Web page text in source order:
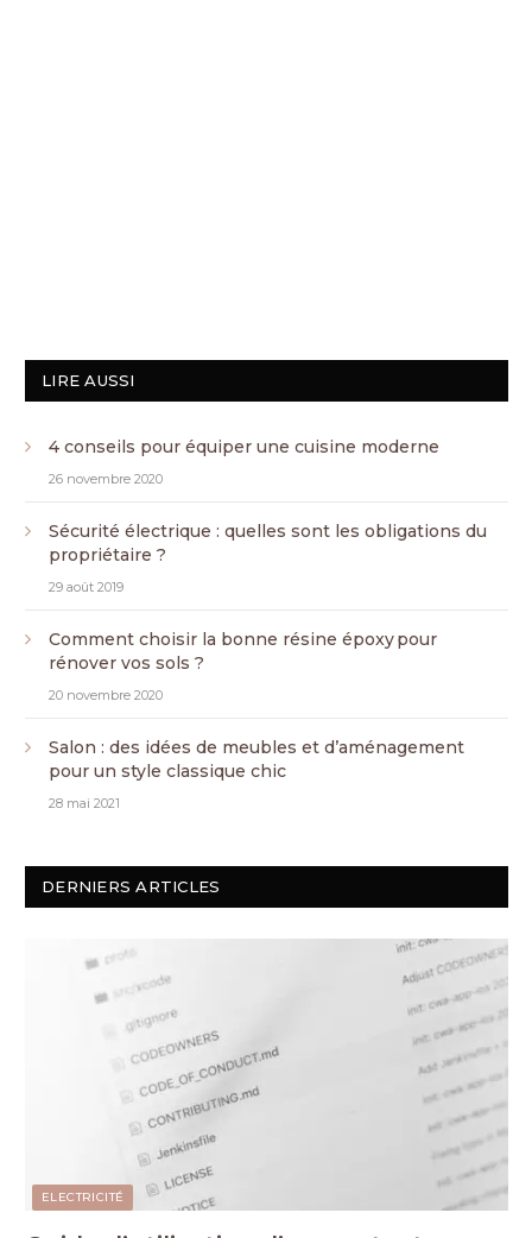
LIRE AUSSI
4 conseils pour équiper une cuisine moderne
26 novembre 2020
Sécurité électrique : quelles sont les obligations du
propriétaire ?
29 août 2019
Comment choisir la bonne résine époxy pour
rénover vos sols ?
20 novembre 2020
Salon : des idées de meubles et d’aménagement
pour un style classique chic
28 mai 2021
DERNIERS ARTICLES
ELECTRICITÉ